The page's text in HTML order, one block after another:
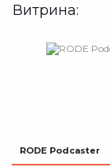
Витрина:
RODE Podcaster